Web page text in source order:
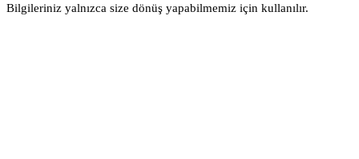
Bilgileriniz yalnızca size dönüş yapabilmemiz için kullanılır.